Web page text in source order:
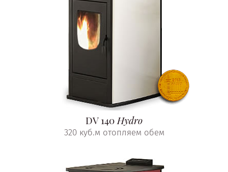
DV 140 Hydro
320 куб.м отопляем обем